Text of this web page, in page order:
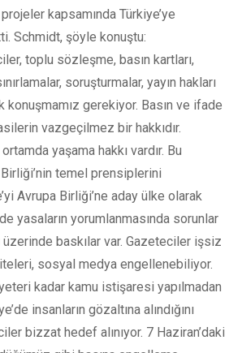
kapsamında Türkiye’ye
Schmidt, şöyle konuştu:
toplu sözleşme, basın kartları,
soruşturmalar, yayın hakları
konuşmamız gerekiyor. Basın ve ifade
vazgeçilmez bir hakkıdır.
yaşama hakkı vardır. Bu
temel prensiplerini
Avrupa Birliği’ne aday ülke olarak
yasaların yorumlanmasında sorunlar
üzerinde baskılar var. Gazeteciler işsiz
sosyal medya engellenebiliyor.
kadar kamu istişaresi yapılmadan
insanların gözaltına alındığını
bizzat hedef alınıyor. 7 Haziran’daki